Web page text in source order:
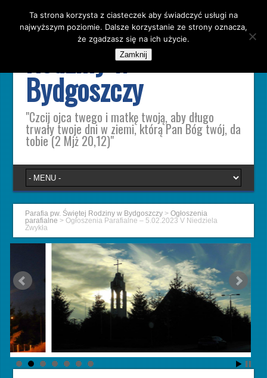
Parafia pw. Świętej
Rodziny w
Bydgoszczy
"Czcij ojca twego i matkę twoją, aby długo
trwały twoje dni w ziemi, którą Pan Bóg twój, da
tobie (2 Mjż 20,12)"
Parafia pw. Świętej Rodziny w Bydgoszczy >Ogłoszenia
parafialne >Ogłoszenia Parafialne – 5.02.2023 V Niedziela
Zwykła
Ta strona korzysta z ciasteczek aby świadczyć usługi na
najwyższym poziomie. Dalsze korzystanie ze strony oznacza,
że zgadzasz się na ich użycie.
Zamknij